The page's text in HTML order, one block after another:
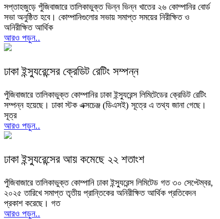
সপ্তাহজুড়ে পুঁজিবাজারে তালিকাভুক্ত ভিন্ন ভিন্ন খাতের ২৬ কোম্পানির বোর্ড
সভা অনুষ্ঠিত হবে। কোম্পানিগুলোর সভায় সমাপ্ত সময়ের নিরীক্ষিত ও
অনিরীক্ষিত আর্থিক
আরও পড়ুন..
ঢাকা ইন্স্যুরেন্সের ক্রেডিট রেটিং সম্পন্ন
পুঁজিবাজারে তালিকাভুক্ত কোম্পানির ঢাকা ইন্স্যুরেন্স লিমিটেডের ক্রেডিট রেটিং
সম্পন্ন হয়েছে। ঢাকা স্টক এক্সচেঞ্জ (ডিএসই) সূত্রে এ তথ্য জানা গেছে।
সূত্র
আরও পড়ুন..
ঢাকা ইন্স্যুরেন্সের আয় কমেছে ২২ শতাংশ
পুঁজিবাজারে তালিকাভুক্ত কোম্পানি ঢাকা ইন্স্যুরেন্স লিমিটেড গত ৩০ সেপ্টেম্বর,
২০২৫ তারিখে সমাপ্ত তৃতীয় প্রান্তিকের অনিরীক্ষিত আর্থিক প্রতিবেদন
প্রকাশ করেছে। গত
আরও পড়ুন..